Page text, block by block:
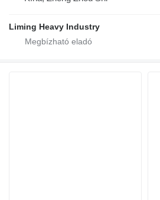
Liming Heavy Industry